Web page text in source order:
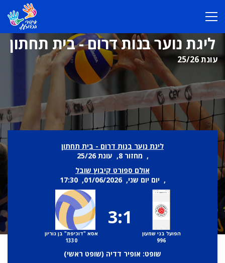
ליגת נוער בנות דרום - בית תחתון
עונת 25/26
ליגת נוער בנות דרום - בית תחתון
, מחזור 8, עונת 25/26
אולם ספורט קיבוץ שובל
, יום יום שני, 01/06/2026, 17:30
הפועל בני שמעון
996
3:1
אסא "דוכיפת" בן גוריון
1330
שופט: אופיר דדיה (שופט ראשי)